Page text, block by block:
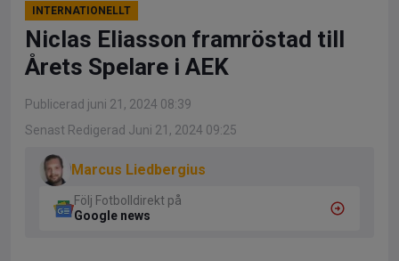
INTERNATIONELLT
Niclas Eliasson framröstad till
Årets Spelare i AEK
Publicerad juni 21, 2024 08:39
Senast Redigerad Juni 21, 2024 09:25
Marcus Liedbergius
Följ Fotbolldirekt på
Google news